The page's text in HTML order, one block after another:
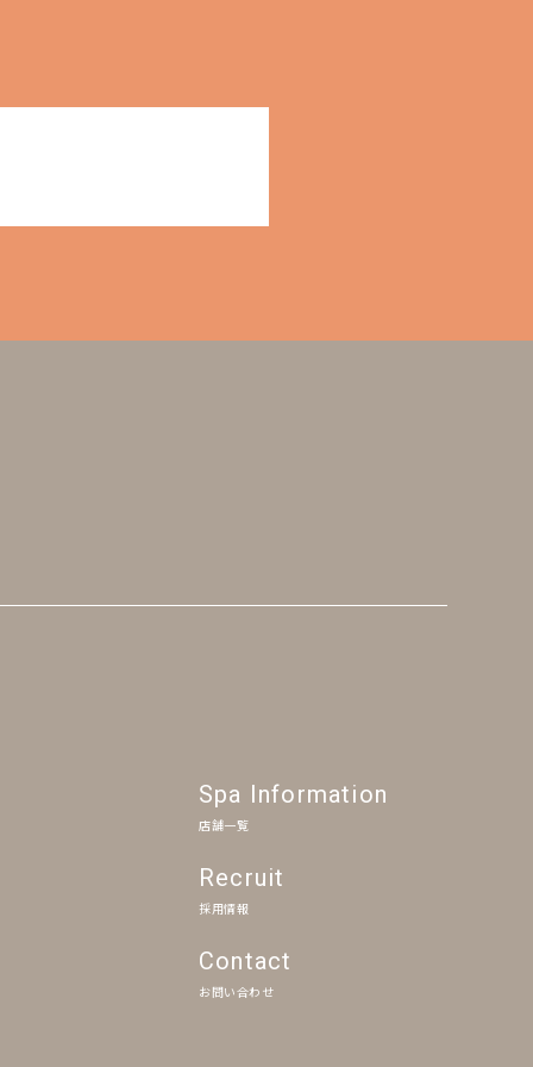
Spa Information
店舗一覧
Recruit
採用情報
Contact
お問い合わせ